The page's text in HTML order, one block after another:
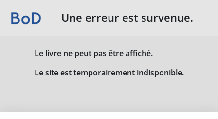
Une erreur est survenue.
Le livre ne peut pas être affiché.
Le site est temporairement indisponible.